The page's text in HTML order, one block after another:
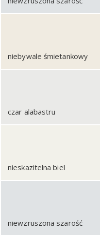
niebywale śmietankowy
czar alabastru
nieskazitelna biel
niewzruszona szarość